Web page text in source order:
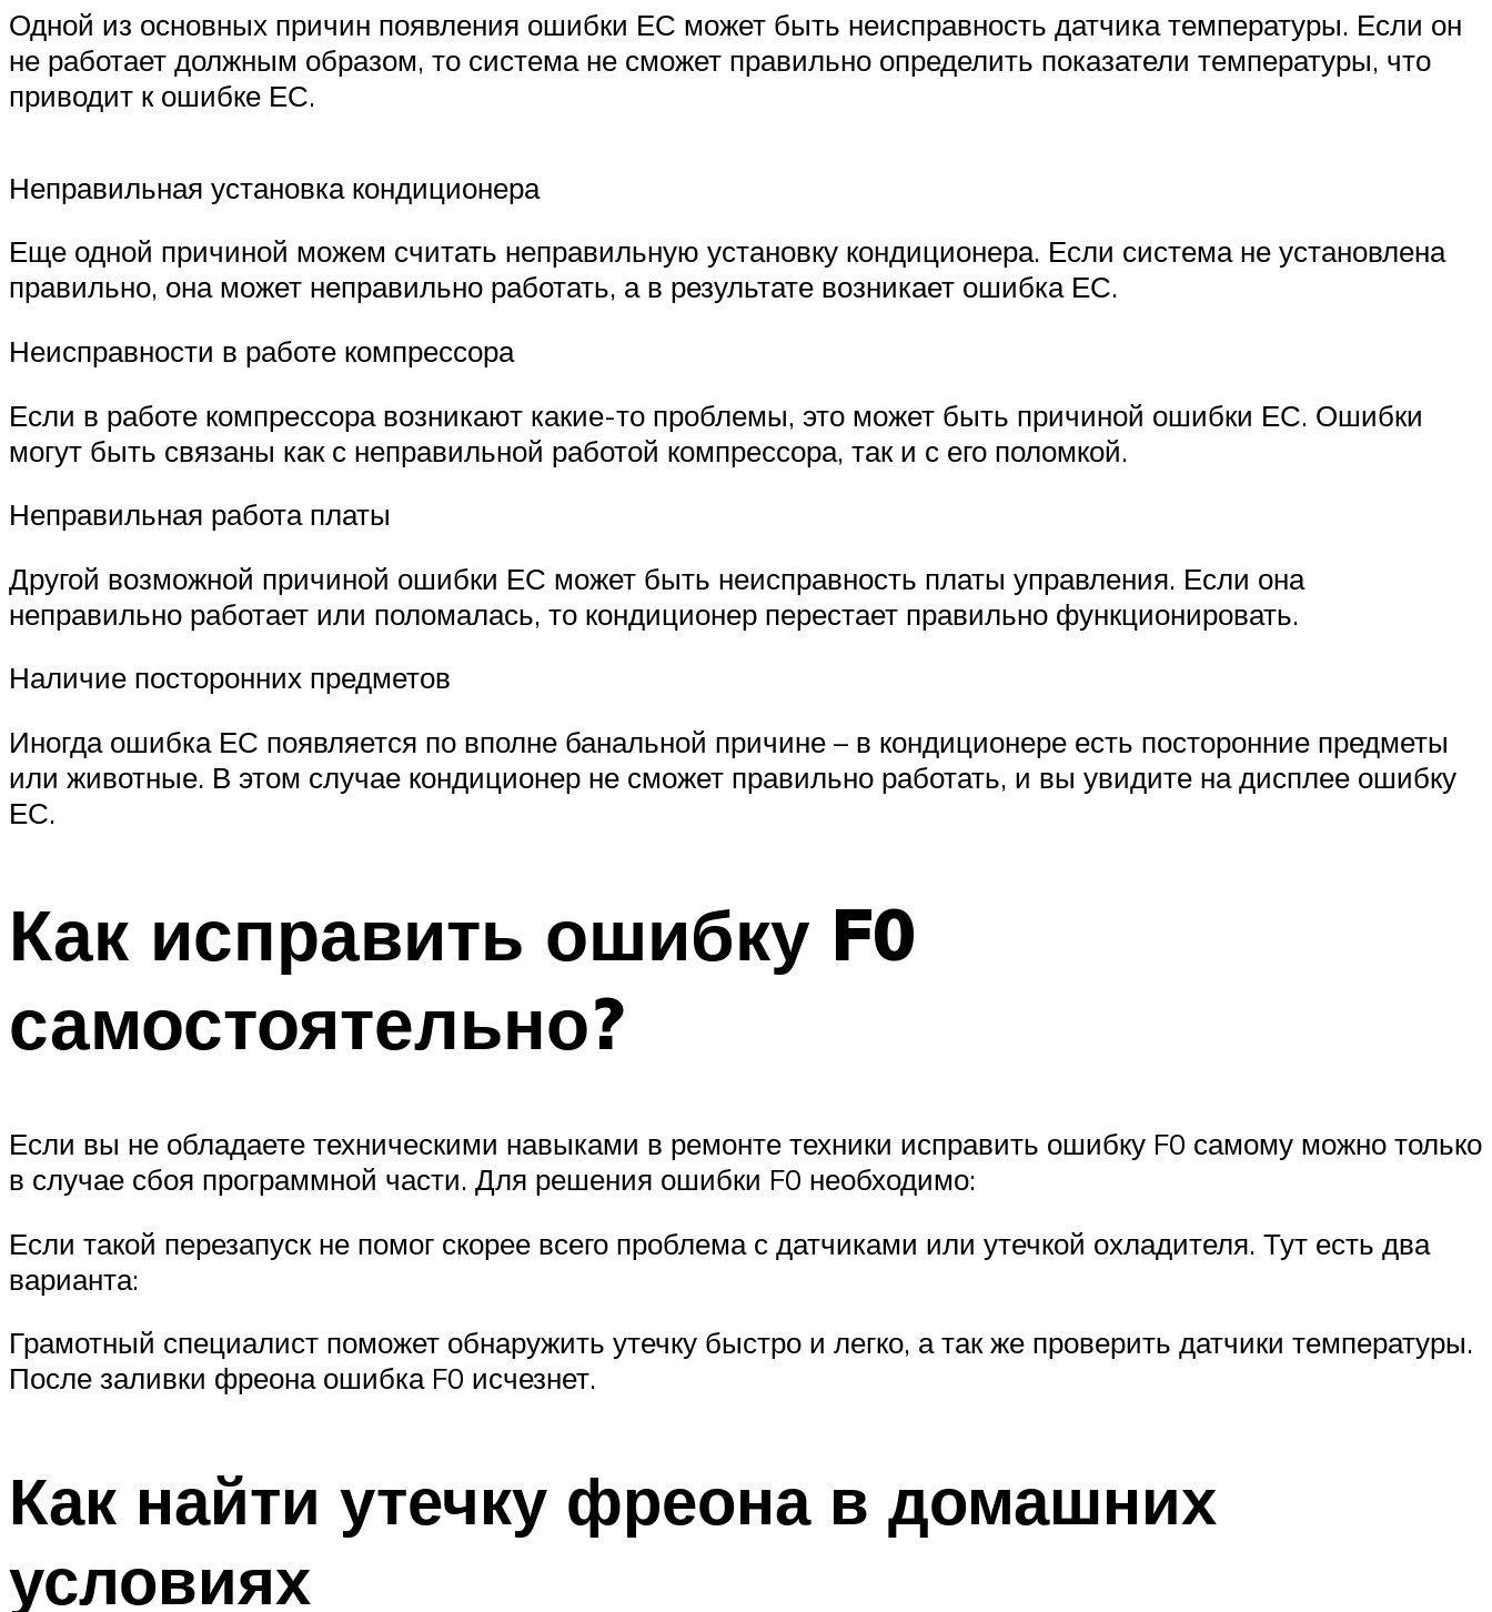
Одной из основных причин появления ошибки ЕС может быть неисправность датчика температуры. Если он
не работает должным образом, то система не сможет правильно определить показатели температуры, что
приводит к ошибке ЕС.
Неправильная установка кондиционера
Еще одной причиной можем считать неправильную установку кондиционера. Если система не установлена
правильно, она может неправильно работать, а в результате возникает ошибка ЕС.
Неисправности в работе компрессора
Если в работе компрессора возникают какие-то проблемы, это может быть причиной ошибки ЕС. Ошибки
могут быть связаны как с неправильной работой компрессора, так и с его поломкой.
Неправильная работа платы
Другой возможной причиной ошибки ЕС может быть неисправность платы управления. Если она
неправильно работает или поломалась, то кондиционер перестает правильно функционировать.
Наличие посторонних предметов
Иногда ошибка ЕС появляется по вполне банальной причине – в кондиционере есть посторонние предметы
или животные. В этом случае кондиционер не сможет правильно работать, и вы увидите на дисплее ошибку
ЕС.
Как исправить ошибку F0
самостоятельно?
Если вы не обладаете техническими навыками в ремонте техники исправить ошибку F0 самому можно только
в случае сбоя программной части. Для решения ошибки F0 необходимо:
Если такой перезапуск не помог скорее всего проблема с датчиками или утечкой охладителя. Тут есть два
варианта:
Грамотный специалист поможет обнаружить утечку быстро и легко, а так же проверить датчики температуры.
После заливки фреона ошибка F0 исчезнет.
Как найти утечку фреона в домашних
условиях